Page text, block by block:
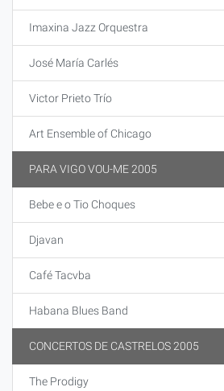
Imaxina Jazz Orquestra
José María Carlés
Victor Prieto Trío
Art Ensemble of Chicago
PARA VIGO VOU-ME 2005
Bebe e o Tio Choques
Djavan
Café Tacvba
Habana Blues Band
CONCERTOS DE CASTRELOS 2005
The Prodigy